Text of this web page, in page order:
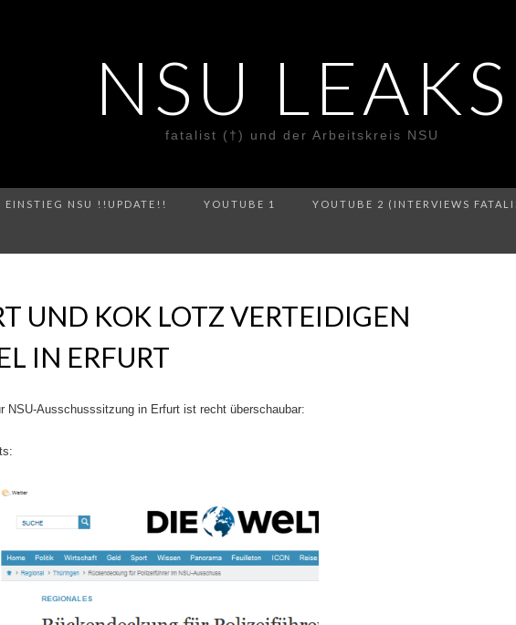
NSU LEAKS
fatalist (†) und der Arbeitskreis NSU
EINSTIEG NSU !!UPDATE!! YOUTUBE 1 YOUTUBE 2 (INTERVIEWS
UND KOK LOTZ VERTEIDIGEN
IN ERFURT
NSU-Ausschusssitzung in Erfurt ist recht überschaubar: